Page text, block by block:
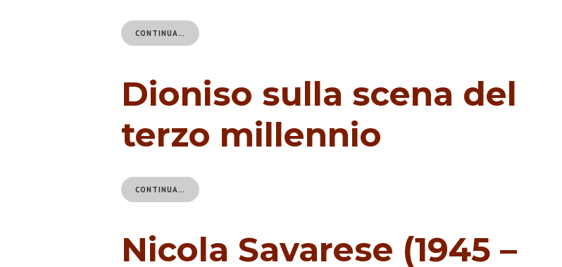
CONTINUA…
Dioniso sulla scena del
terzo millennio
CONTINUA…
Nicola Savarese (1945 –